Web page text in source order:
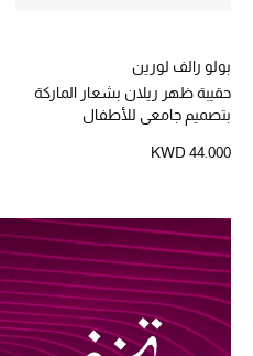
الأحذية الرجالية
جميع الإكسسورات الرجالية
العناية الشخصية بالرجال
صُممت للرجال
بولو رالف لورين
حقيبة ظهر ريلان بشعار الماركة
بتصميم جامعي للأطفال
KWD 44.000